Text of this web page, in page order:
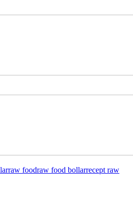
raw foodraw food bollarrecept raw